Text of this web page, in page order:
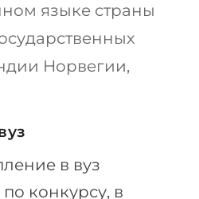
языке страны
Норвегии,
в вуз
конкурсу, в